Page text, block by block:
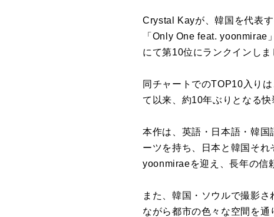
Crystal Kayが 、韓国を代表
「 Only One feat. yoonmirae 」
にて第10位にランクイン しま
同チャート でのTOP10 入りは
て以来、約10年ぶりとなる快
本作は、英語・日本語・韓国
ーツを持ち、日本と韓国それ
yoonmiraeを迎え、長年の信
また、韓国・ソウルで撮影さ
ながら都市の色々な空間を